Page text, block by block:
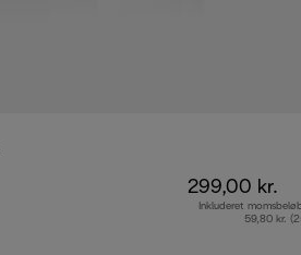
299,00 kr.
Inkluderet
59,80 kr.